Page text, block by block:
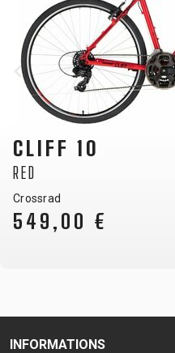
CLIFF 10
RED
Crossrad
549,00 €
INFORMATIONS